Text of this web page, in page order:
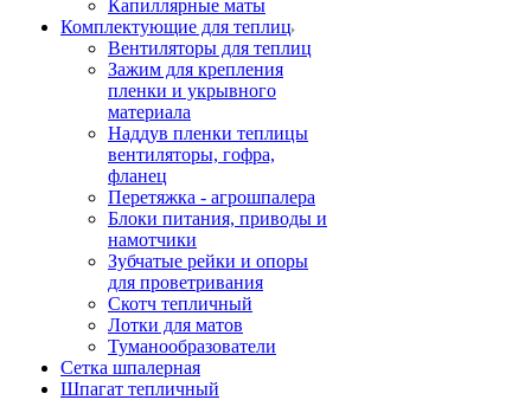
Капиллярные маты
Комплектующие для теплиц
Вентиляторы для теплиц
Зажим для крепления
пленки и укрывного
материала
Наддув пленки теплицы
вентиляторы, гофра,
фланец
Перетяжка - агрошпалера
Блоки питания, приводы и
намотчики
Зубчатые рейки и опоры
для проветривания
Скотч тепличный
Лотки для матов
Туманообразователи
Сетка шпалерная
Шпагат тепличный